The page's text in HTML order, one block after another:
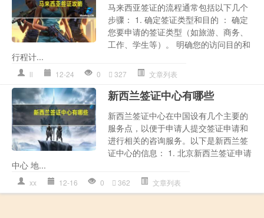
马来西亚签证的流程通常包括以下几个
步骤： 1. 确定签证类型和目的 ： 确定
您要申请的签证类型（如旅游、商务、
工作、学生等）。 明确您的访问目的和
行程计...
ll 12-24 0 327 文章列表
新西兰签证中心有哪些
新西兰签证中心在中国设有几个主要的
服务点，以便于申请人提交签证申请和
进行相关的咨询服务。以下是新西兰签
证中心的信息： 1. 北京新西兰签证申请
中心 地...
xx 12-16 0 362 文章列表